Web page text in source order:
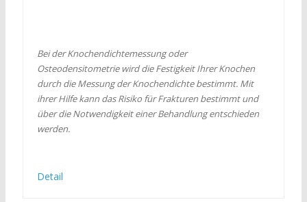
Bei der Knochendichtemessung oder
Osteodensitometrie wird die Festigkeit Ihrer Knochen
durch die Messung der Knochendichte bestimmt. Mit
ihrer Hilfe kann das Risiko für Frakturen bestimmt und
über die Notwendigkeit einer Behandlung entschieden
werden.
Detail